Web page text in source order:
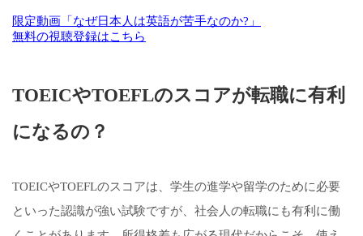
限定動画「なぜ日本人は英語が苦手なのか?」
無料の視聴登録はこちら
TOEICやTOEFLのスコアが転職に有利
になるの？
TOEICやTOEFLのスコアは、学生の進学や留学のために必要
といった認識が強い試験ですが、社会人の転職にも有利に働